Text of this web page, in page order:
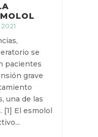
se
pacientes
grave
una de las
El esmolol